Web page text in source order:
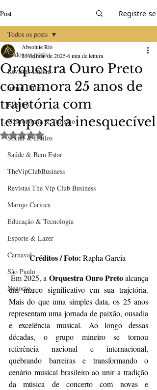
Post Registre-se
Todos os posts
Revistas Online
Jornal Online
Eventos
Gastronomia & Turismo
Social & Estilos
Saúde & Bem Estar
TheVipClubBusiness
Revistas The Vip Club Business
Marujo Carioca
Educação & Tecnologia
Esporte & Lazer
Carnaval
São Paulo
Negocio
Todos os posts
Orquestra Ouro Preto
comemora 25 anos de
trajetória com
temporada inesquecível
Absolute Rio
20 de mar. de 20256 min de leitura
Avaliado com NaN de 5 estrelas.
Créditos / Foto: Rapha Garcia
Em 2025, a Orquestra Ouro Preto alcança
um marco significativo em sua trajetória.
Mais do que uma simples data, os 25 anos
representam uma jornada de paixão, ousadia
e excelência musical. Ao longo dessas
décadas, o grupo mineiro se tornou
referência nacional e internacional,
quebrando barreiras e transformando o
cenário musical brasileiro ao unir a tradição
da música de concerto com novas e